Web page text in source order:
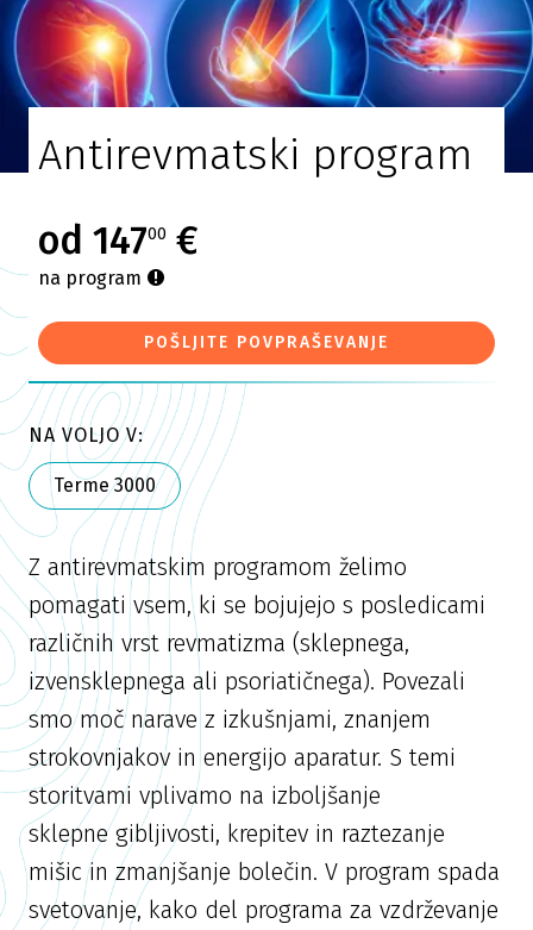
Antirevmatski program
od 14700 €
na program
POŠLJITE POVPRAŠEVANJE
NA VOLJO V:
Terme 3000
Z antirevmatskim programom želimo
pomagati vsem, ki se bojujejo s posledicami
različnih vrst revmatizma (sklepnega,
izvensklepnega ali psoriatičnega). Povezali
smo moč narave z izkušnjami, znanjem
strokovnjakov in energijo aparatur. S temi
storitvami vplivamo na izboljšanje
sklepne gibljivosti, krepitev in raztezanje
mišic in zmanjšanje bolečin. V program spada
svetovanje, kako del programa za vzdrževanje